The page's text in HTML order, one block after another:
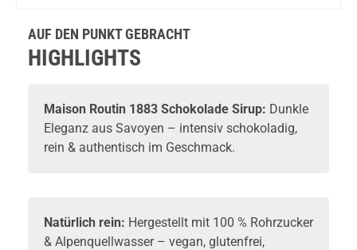
AUF DEN PUNKT GEBRACHT
HIGHLIGHTS
Maison Routin 1883 Schokolade Sirup: Dunkle
Eleganz aus Savoyen – intensiv schokoladig,
rein & authentisch im Geschmack.
Natürlich rein: Hergestellt mit 100 % Rohrzucker
& Alpenquellwasser – vegan, glutenfrei,